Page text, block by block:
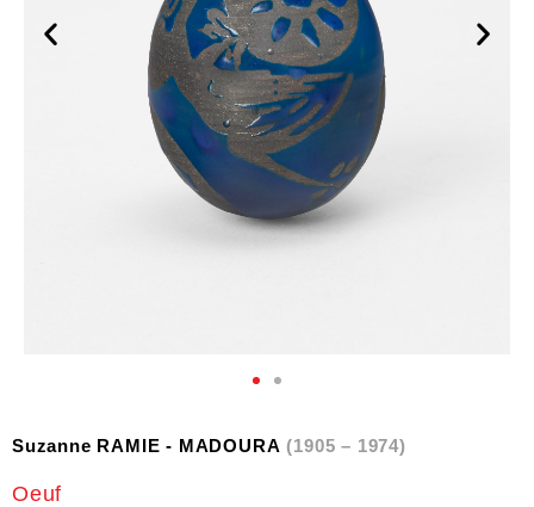
Suzanne RAMIE - MADOURA (1905 – 1974)
Oeuf